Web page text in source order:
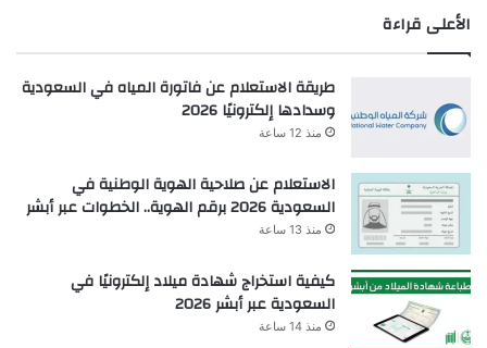
الأعلى قراءة
طريقة الاستعلام عن فاتورة المياه في السعودية
وسدادها إلكترونيًا 2026
منذ 12 ساعة
الاستعلام عن صلاحية الهوية الوطنية في
السعودية 2026 برقم الهوية.. الخطوات عبر أبشر
منذ 13 ساعة
كيفية استخراج شهادة ميلاد إلكترونيًا في
السعودية عبر أبشر 2026
منذ 14 ساعة